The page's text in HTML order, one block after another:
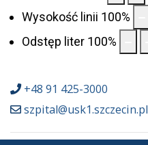
Wysokość linii 100%
Odstęp liter 100%
+48 91 425-3000
szpital@usk1.szczecin.pl